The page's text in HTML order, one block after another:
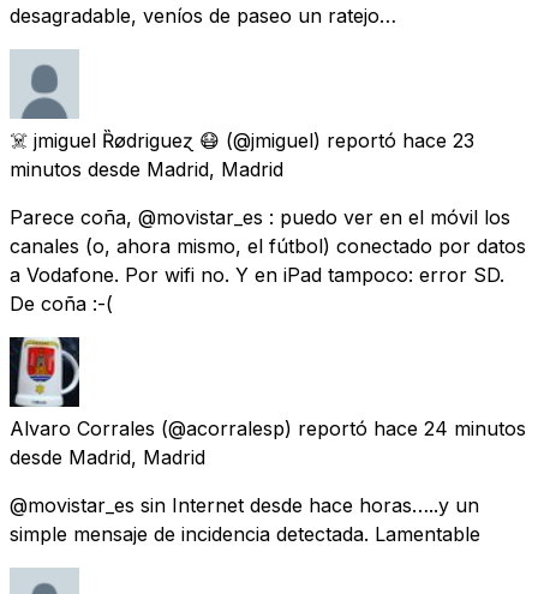
desagradable, veníos de paseo un ratejo…
☠️ jmiguel Ȑødrigueɀ 😷 (@jmiguel) reportó hace 23
minutos desde Madrid, Madrid
Parece coña, @movistar_es : puedo ver en el móvil los
canales (o, ahora mismo, el fútbol) conectado por datos
a Vodafone. Por wifi no. Y en iPad tampoco: error SD.
De coña :-(
Alvaro Corrales (@acorralesp) reportó hace 24 minutos
desde Madrid, Madrid
@movistar_es sin Internet desde hace horas…..y un
simple mensaje de incidencia detectada. Lamentable